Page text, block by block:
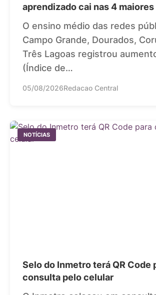
aprendizado cai nas 4
O ensino médio das redes
Campo Grande, Dourados,
Três Lagoas registrou
(Índice de…
05/08/2026Redacao Central
NOTÍCIAS
Selo do Inmetro terá QR Code
consulta pelo celular